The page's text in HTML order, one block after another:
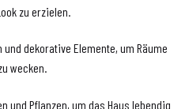
zu erzielen.
und dekorative Elemente, um Räume
wecken.
und Pflanzen, um das Haus lebendig